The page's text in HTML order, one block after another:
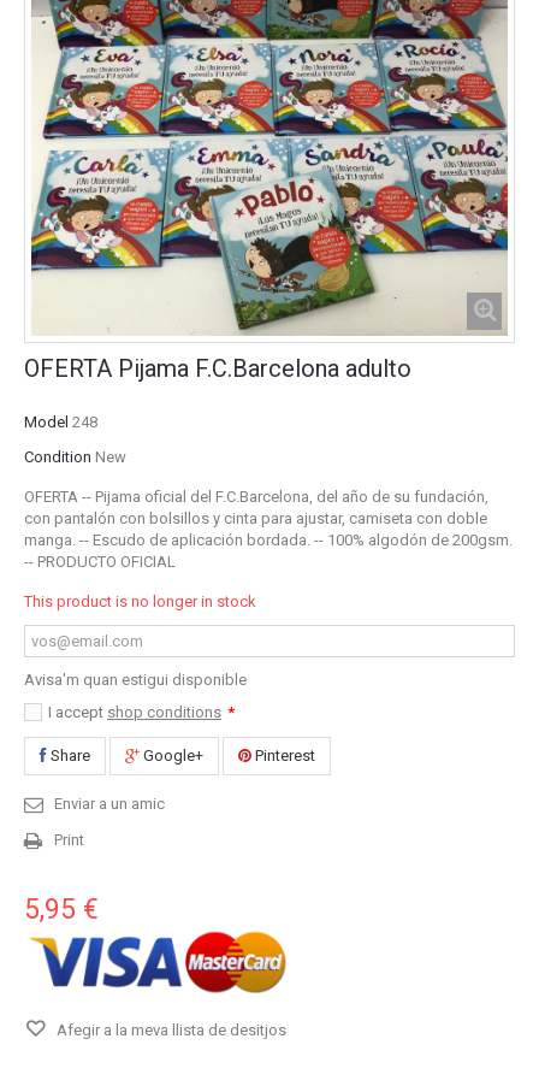
OFERTA Pijama F.C.Barcelona adulto
Model 248
Condition New
OFERTA -- Pijama oficial del F.C.Barcelona, del año de su fundación,
con pantalón con bolsillos y cinta para ajustar, camiseta con doble
manga. -- Escudo de aplicación bordada. -- 100% algodón de 200gsm.
-- PRODUCTO OFICIAL
This product is no longer in stock
Avisa'm quan estigui disponible
I accept shop conditions *
Share Google+ Pinterest
Enviar a un amic
Print
5,95 €
Afegir a la meva llista de desitjos